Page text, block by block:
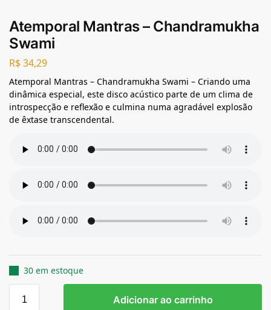
Atemporal Mantras – Chandramukha
Swami
R$34,29
Atemporal Mantras – Chandramukha Swami – Criando uma
dinâmica especial, este disco acústico parte de um clima de
introspecção e reflexão e culmina numa agradável explosão
de êxtase transcendental.
30 em estoque
Adicionar ao carrinho